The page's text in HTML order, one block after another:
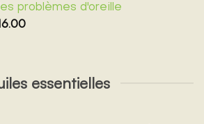
problèmes d'oreille
essentielles